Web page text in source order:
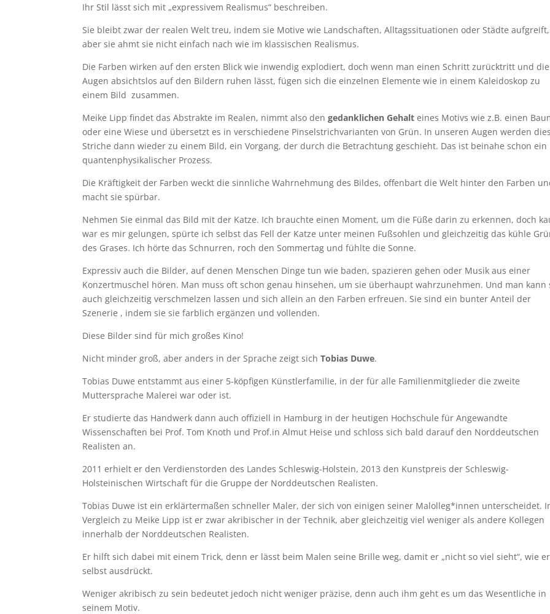
Ihr Stil lässt sich mit „expressivem Realismus“ beschreiben.
Sie bleibt zwar der realen Welt treu, indem sie Motive wie Landschaften, Alltagssituationen oder Städte aufgreift,
aber sie ahmt sie nicht einfach nach wie im klassischen Realismus.
Die Farben wirken auf den ersten Blick wie inwendig explodiert, doch wenn man einen Schritt zurücktritt und die
Augen absichtslos auf den Bildern ruhen lässt, fügen sich die einzelnen Elemente wie in einem Kaleidoskop zu
einem Bild zusammen.
Meike Lipp findet das Abstrakte im Realen, nimmt also dengedanklichen Gehalt eines Motivs wie z.B. einen
oder eine Wiese und übersetzt es in verschiedene Pinselstrichvarianten von Grün. In unseren Augen werden
Striche dann wieder zu einem Bild, ein Vorgang, der durch die Betrachtung geschieht. Das ist beinahe schon ein
quantenphysikalischer Prozess.
Die Kräftigkeit der Farben weckt die sinnliche Wahrnehmung des Bildes, offenbart die Welt hinter den Farben
macht sie spürbar.
Nehmen Sie einmal das Bild mit der Katze. Ich brauchte einen Moment, um die Füße darin zu erkennen, doch
war es mir gelungen, spürte ich selbst das Fell der Katze unter meinen Fußsohlen undgleichzeitig das kühle
des Grases. Ich hörte das Schnurren, roch den Sommertag und fühlte die Sonne.
Expressiv auch die Bilder, auf denen Menschen Dinge tun wie baden, spazieren gehen oder Musik aus einer
Konzertmuschel hören. Man muss oft schon genau hinsehen, um sie überhaupt wahrzunehmen. Und man kann
auch gleichzeitig verschmelzen lassen und sich allein an den Farben erfreuen. Sie sind ein bunter Anteil der
Szenerie , indem sie sie farblich ergänzen und vollenden.
Diese Bilder sind für mich großes Kino!
Nicht minder groß, aber anders in der Sprache zeigt sichTobias Duwe.
Tobias Duwe entstammt aus einer 5-köpfigen Künstlerfamilie, in der für alle Familienmitglieder die zweite
Muttersprache Malerei war oder ist.
Er studierte das Handwerk dann auch offiziell in Hamburg in der heutigen Hochschule für Angewandte
Wissenschaften bei Prof. Tom Knoth und Prof.in Almut Heise und schloss sich bald darauf den Norddeutschen
Realisten an.
2011 erhielt er den Verdienstorden des Landes Schleswig-Holstein, 2013 den Kunstpreis der Schleswig-
Holsteinischen Wirtschaft für die Gruppe der Norddeutschen Realisten.
Tobias Duwe ist ein erklärtermaßen schneller Maler, der sich von einigen seiner Malolleg*innen unterscheidet.
Vergleich zu Meike Lipp ist er zwar akribischer in der Technik, aber gleichzeitig viel weniger als andere Kollegen
innerhalb der Norddeutschen Realisten.
Er hilft sich dabei mit einem Trick, denn er lässt beim Malen seine Brille weg, damit er „nicht so viel sieht“, wie
selbst ausdrückt.
Weniger akribisch zu sein bedeutet jedoch nicht weniger präzise, denn auch ihm geht es um das Wesentliche in
seinem Motiv.